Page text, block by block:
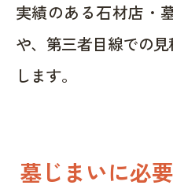
実績のある石材店・
や、第三者目線での
します。
墓じまいに必